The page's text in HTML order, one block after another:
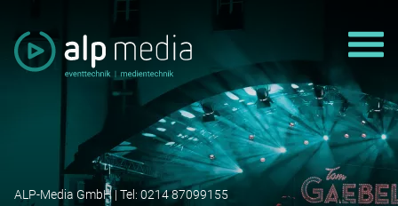
ALP-Media GmbH | Tel: 0214 87099155